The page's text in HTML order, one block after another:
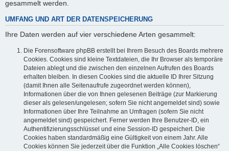
gesammelt werden.
UMFANG UND ART DER DATENSPEICHERUNG
Ihre Daten werden auf vier verschiedene Arten gesammelt:
Die Forensoftware phpBB erstellt bei Ihrem Besuch des Boards mehrere
Cookies. Cookies sind kleine Textdateien, die Ihr Browser als temporäre
Dateien ablegt und die zwischen den einzelnen Aufrufen des Boards
erhalten bleiben. In diesen Cookies sind die aktuelle ID Ihrer Sitzung
(damit Ihnen alle Seitenaufrufe zugeordnet werden können),
Informationen über die von Ihnen gelesenen Beiträge (zur Markierung
dieser als gelesen/ungelesen; sofern Sie nicht angemeldet sind) sowie
Informationen über Ihre Teilnahme an Umfragen (sofern Sie nicht
angemeldet sind) gespeichert. Ferner werden Ihre Benutzer-ID, ein
Authentifizierungsschlüssel und eine Session-ID gespeichert. Die
Cookies haben standardmäßig eine Gültigkeit von einem Jahr. Alle
Cookies können Sie jederzeit über die Funktion „Alle Cookies löschen“